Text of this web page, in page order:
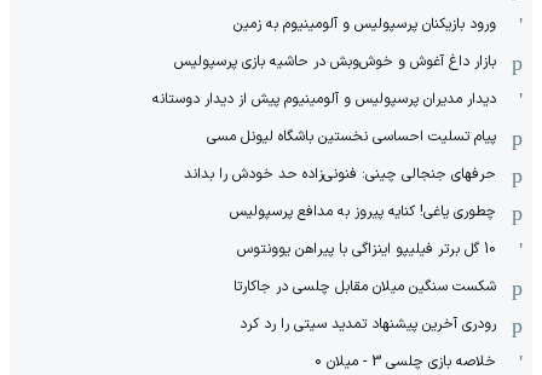
ورود بازیکنان پرسپولیس و آلومینیوم به زمین
بازار داغ آغوش و خوش‌و‌بش در حاشیه بازی پرسپولیس
دیدار مدیران پرسپولیس و آلومینیوم پیش از دیدار دوستانه
پیام تسلیت احساسی نخستین باشگاه لیونل مسی
حرفهای جنجالی چینی: فنونی‌زاده حد خودش را بداند
چطوری یاغی! کنایه پیروز به مدافع پرسپولیس
10 گل برتر فیلیپو اینزاگی با پیراهن یوونتوس
شکست سنگین میلان مقابل چلسی در جاکارتا
رودری آخرین پیشنهاد تمدید سیتی را رد کرد
خلاصه بازی چلسی 3 - میلان 0